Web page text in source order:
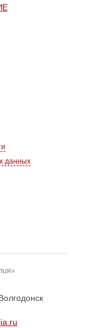
данных